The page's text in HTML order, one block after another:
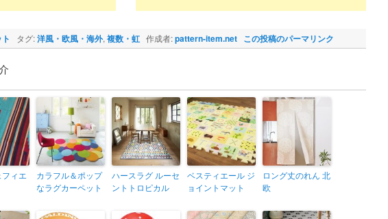
タグ:洋風・欧風・海外,複数・虹 作成者:pattern-item.net この投稿のパーマリンク
ィエ
カラフル＆ポップ
なラグカーペット
ハースラグ ルーセ
ントトロピカル
ベスティエール ジ
ョイントマット
ロング丈のれん 北
欧